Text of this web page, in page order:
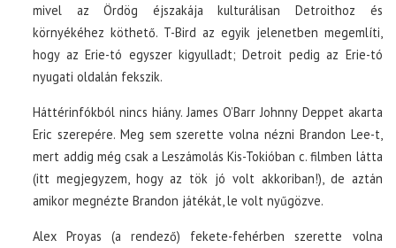
mivel az Ördög éjszakája kulturálisan Detroithoz és
környékéhez köthető. T-Bird az egyik jelenetben megemlíti,
hogy az Erie-tó egyszer kigyulladt; Detroit pedig az Erie-tó
nyugati oldalán fekszik.
Háttérinfókból nincs hiány. James O’Barr Johnny Deppet akarta
Eric szerepére. Meg sem szerette volna nézni Brandon Lee-t,
mert addig még csak a Leszámolás Kis-Tokióban c. filmben látta
(itt megjegyzem, hogy az tök jó volt akkoriban!), de aztán
amikor megnézte Brandon játékát, le volt nyűgözve.
Alex Proyas (a rendező) fekete-fehérben szerette volna